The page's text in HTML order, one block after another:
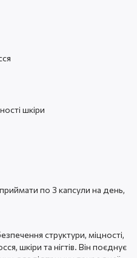
шкіри
по 3 капсули на день,
структури, міцності,
шкіри та нігтів. Він поєднує